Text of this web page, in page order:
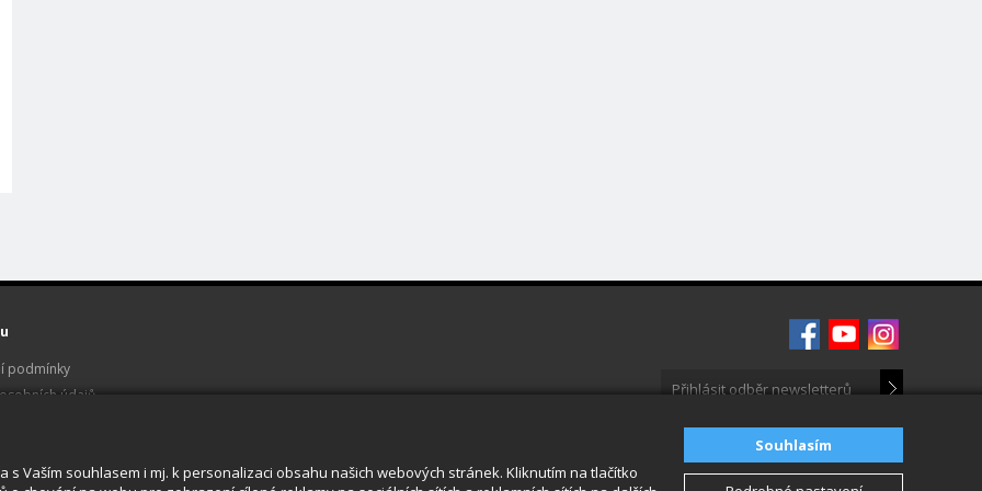
podmínky
údajů
Souhlasím
Vaším souhlasem i mj. k personalizaci obsahu našich webových stránek. Kliknutím na tlačítko